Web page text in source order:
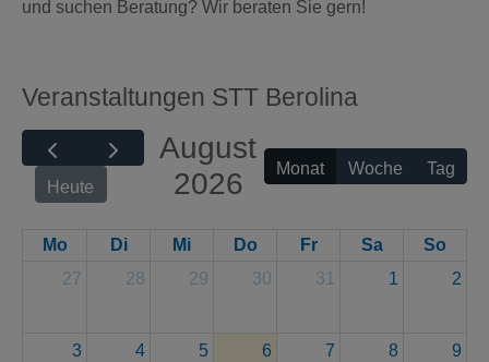
und suchen Beratung? Wir beraten Sie gern!
Veranstaltungen STT Berolina
Heute
August
2026
Monat Woche Tag
Mo Di Mi Do Fr Sa
So
27
28 29 30 31 1 2
3 4 5 6 7 8 9